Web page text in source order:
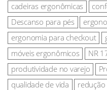
cadeiras ergonômicas
Descanso para pés
ergonomia para checkout
móveis ergonômicos
NR
produtividade no varejo
qualidade de vida
redução